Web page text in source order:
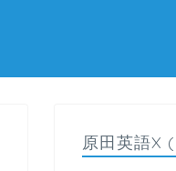
原田英語X